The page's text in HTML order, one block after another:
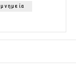
μνημεία